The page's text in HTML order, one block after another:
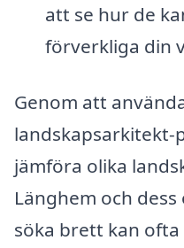
att se hur de
förverkliga din
Genom att
landskapsarkitekt-
jämföra olika
Länghem och
söka brett kan